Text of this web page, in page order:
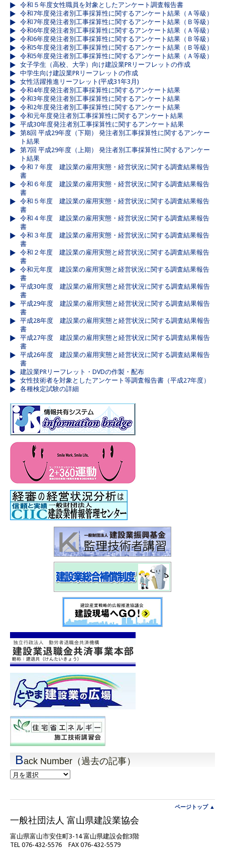
令和５年度女性職員を対象としたアンケート調査報告書
令和7年度発注者別工事採算性に関するアンケート結果（Ａ等級）
令和7年度発注者別工事採算性に関するアンケート結果（Ｂ等級）
令和6年度発注者別工事採算性に関するアンケート結果（Ａ等級）
令和6年度発注者別工事採算性に関するアンケート結果（Ｂ等級）
令和5年度発注者別工事採算性に関するアンケート結果（Ｂ等級）
令和5年度発注者別工事採算性に関するアンケート結果（Ａ等級）
女子学生（高校、大学）向け建設業PRリーフレットの作成
中学生向け建設業PRリーフレットの作成
女性活躍推進リーフレット(平成31年3月)
令和4年度発注者別工事採算性に関するアンケート結果
令和3年度発注者別工事採算性に関するアンケート結果
令和2年度発注者別工事採算性に関するアンケート結果
令和元年度発注者別工事採算性に関するアンケート結果
平成30年度発注者別工事採算性に関するアンケート結果
第8回 平成29年度（下期） 発注者別工事採算性に関するアンケー
ト結果
第7回 平成29年度（上期） 発注者別工事採算性に関するアンケー
ト結果
令和７年度 建設業の雇用実態・経営状況に関する調査結果報告
書
令和６年度 建設業の雇用実態・経営状況に関する調査結果報告
書
令和５年度 建設業の雇用実態・経営状況に関する調査結果報告
書
令和４年度 建設業の雇用実態・経営状況に関する調査結果報告
書
令和３年度 建設業の雇用実態・経営状況に関する調査結果報告
書
令和２年度 建設業の雇用実態と経営状況に関する調査結果報告
書
令和元年度 建設業の雇用実態と経営状況に関する調査結果報告
書
平成30年度 建設業の雇用実態と経営状況に関する調査結果報告
書
平成29年度 建設業の雇用実態と経営状況に関する調査結果報告
書
平成28年度 建設業の雇用実態と経営状況に関する調査結果報告
書
平成27年度 建設業の雇用実態と経営状況に関する調査結果報告
書
平成26年度 建設業の雇用実態と経営状況に関する調査結果報告
書
建設業PRリーフレット・DVDの作製・配布
女性技術者を対象としたアンケート等調査報告書（平成27年度）
各種検定試験の詳細
Back Number（過去の記事）
Back
Number（過
事）
ページトップ ▲
一般社団法人 富山県建設業協会
富山県富山市安住町3-14 富山県建設会館3階
TEL 076-432-5576 FAX 076-432-5579